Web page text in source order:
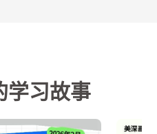
学习故事